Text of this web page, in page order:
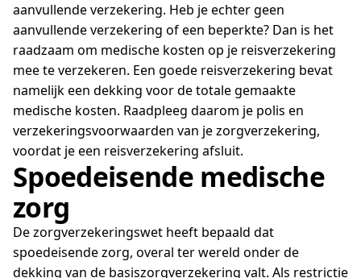
aanvullende verzekering. Heb je echter geen
aanvullende verzekering of een beperkte? Dan is het
raadzaam om medische kosten op je reisverzekering
mee te verzekeren. Een goede reisverzekering bevat
namelijk een dekking voor de totale gemaakte
medische kosten. Raadpleeg daarom je polis en
verzekeringsvoorwaarden van je zorgverzekering,
voordat je een reisverzekering afsluit.
Spoedeisende medische
zorg
De zorgverzekeringswet heeft bepaald dat
spoedeisende zorg, overal ter wereld onder de
dekking van de basiszorgverzekering valt. Als restrictie